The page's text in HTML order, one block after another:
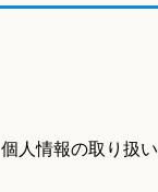
個人情報の取り扱い